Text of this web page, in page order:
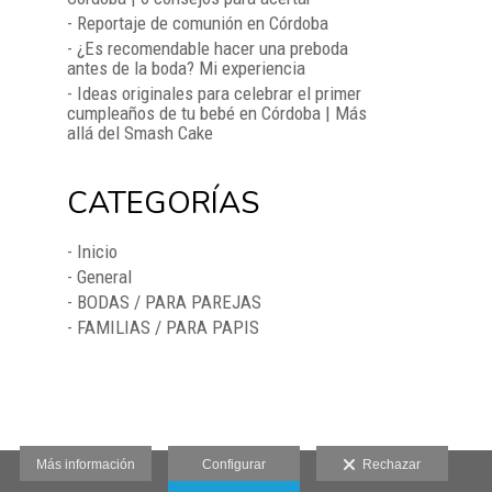
- Reportaje de comunión en Córdoba
- ¿Es recomendable hacer una preboda
antes de la boda? Mi experiencia
- Ideas originales para celebrar el primer
cumpleaños de tu bebé en Córdoba | Más
allá del Smash Cake
CATEGORÍAS
- Inicio
- General
- BODAS / PARA PAREJAS
- FAMILIAS / PARA PAPIS
Más información Configurar Rechazar